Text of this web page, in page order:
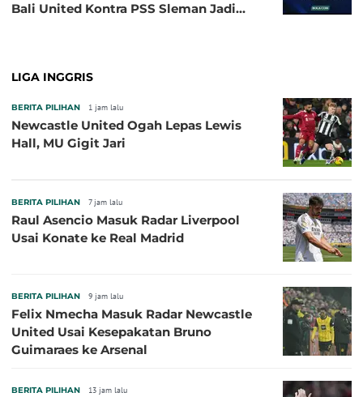
Bali United Kontra PSS Sleman Jadi
LIGA INGGRIS
BERITA PILIHAN 1 jam lalu
Newcastle United Ogah Lepas Lewis
Hall, MU Gigit Jari
BERITA PILIHAN 7 jam lalu
Raul Asencio Masuk Radar Liverpool
Usai Konate ke Real Madrid
BERITA PILIHAN 9 jam lalu
Felix Nmecha Masuk Radar Newcastle
United Usai Kesepakatan Bruno
Guimaraes ke Arsenal
BERITA PILIHAN 13 jam lalu